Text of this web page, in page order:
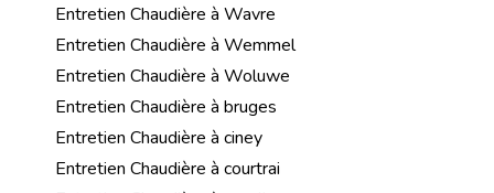
Entretien Chaudière à Wavre
Entretien Chaudière à Wemmel
Entretien Chaudière à Woluwe
Entretien Chaudière à bruges
Entretien Chaudière à ciney
Entretien Chaudière à courtrai